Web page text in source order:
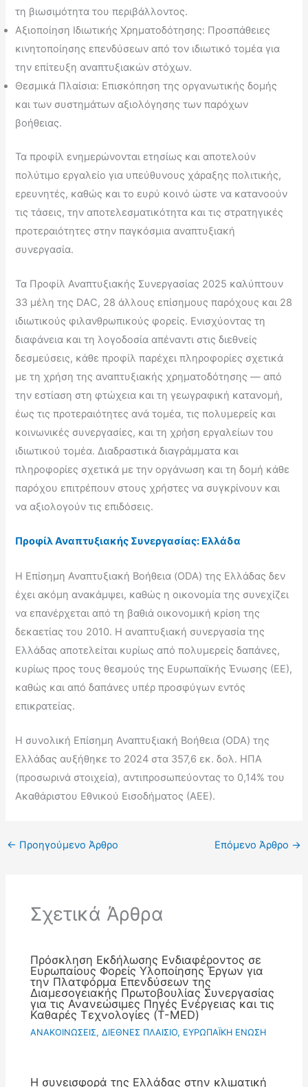
τη βιωσιμότητα του περιβάλλοντος.
Αξιοποίηση Ιδιωτικής Χρηματοδότησης: Προσπάθειες
κινητοποίησης επενδύσεων από τον ιδιωτικό τομέα για
την επίτευξη αναπτυξιακών στόχων.
Θεσμικά Πλαίσια: Επισκόπηση της οργανωτικής δομής
και των συστημάτων αξιολόγησης των παρόχων
βοήθειας.
Τα προφίλ ενημερώνονται ετησίως και αποτελούν
πολύτιμο εργαλείο για υπεύθυνους χάραξης πολιτικής,
ερευνητές, καθώς και το ευρύ κοινό ώστε να κατανοούν
τις τάσεις, την αποτελεσματικότητα και τις στρατηγικές
προτεραιότητες στην παγκόσμια αναπτυξιακή
συνεργασία.
Τα Προφίλ Αναπτυξιακής Συνεργασίας 2025 καλύπτουν
33 μέλη της DAC, 28 άλλους επίσημους παρόχους και 28
ιδιωτικούς φιλανθρωπικούς φορείς. Ενισχύοντας τη
διαφάνεια και τη λογοδοσία απέναντι στις διεθνείς
δεσμεύσεις, κάθε προφίλ παρέχει πληροφορίες σχετικά
με τη χρήση της αναπτυξιακής χρηματοδότησης — από
την εστίαση στη φτώχεια και τη γεωγραφική κατανομή,
έως τις προτεραιότητες ανά τομέα, τις πολυμερείς και
κοινωνικές συνεργασίες, και τη χρήση εργαλείων του
ιδιωτικού τομέα. Διαδραστικά διαγράμματα και
πληροφορίες σχετικά με την οργάνωση και τη δομή κάθε
παρόχου επιτρέπουν στους χρήστες να συγκρίνουν και
να αξιολογούν τις επιδόσεις.
Προφίλ Αναπτυξιακής Συνεργασίας: Ελλάδα
Η Επίσημη Αναπτυξιακή Βοήθεια (ODA) της Ελλάδας δεν
έχει ακόμη ανακάμψει, καθώς η οικονομία της συνεχίζει
να επανέρχεται από τη βαθιά οικονομική κρίση της
δεκαετίας του 2010. Η αναπτυξιακή συνεργασία της
Ελλάδας αποτελείται κυρίως από πολυμερείς δαπάνες,
κυρίως προς τους θεσμούς της Ευρωπαϊκής Ένωσης (ΕΕ),
καθώς και από δαπάνες υπέρ προσφύγων εντός
επικρατείας.
Η συνολική Επίσημη Αναπτυξιακή Βοήθεια (ODA) της
Ελλάδας αυξήθηκε το 2024 στα 357,6 εκ. δολ. ΗΠΑ
(προσωρινά στοιχεία), αντιπροσωπεύοντας το 0,14% του
Ακαθάριστου Εθνικού Εισοδήματος (ΑΕΕ).
← Προηγούμενο Άρθρο Επόμενο Άρθρο →
Σχετικά Άρθρα
Πρόσκληση Εκδήλωσης Ενδιαφέροντος σε
Ευρωπαίους Φορείς Υλοποίησης Έργων για
την Πλατφόρμα Επενδύσεων της
Διαμεσογειακής Πρωτοβουλίας Συνεργασίας
για τις Ανανεώσιμες Πηγές Ενέργειας και τις
Καθαρές Τεχνολογίες (T-MED)
ΑΝΑΚΟΙΝΩΣΕΙΣ,ΔΙΕΘΝΕΣ ΠΛΑΙΣΙΟ, ΕΥΡΩΠΑΪΚΗ ΕΝΩΣΗ
Η συνεισφορά της Ελλάδας στην κλιματική